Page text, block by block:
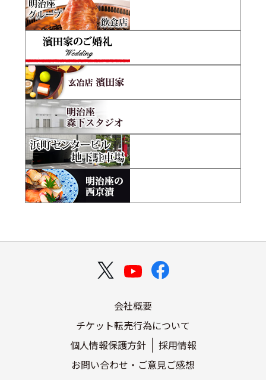
会社概要
チケット転売行為について
個人情報保護方針
採用情報
お問い合わせ・ご意見ご感想